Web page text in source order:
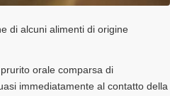
di alcuni alimenti di origine
orale comparsa di
immediatamente al contatto della